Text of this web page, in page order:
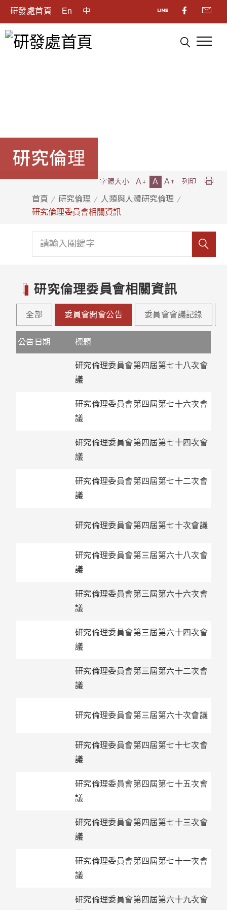
研發處首頁 En 中
研究倫理
首頁 研究倫理
人類與人體研究倫理
研究倫理委員會相關資訊
字體大小 A A A 列印
研究倫理委員會相關資訊
全部 委員會開會公告 委員會會議記錄
公告日期 標題
研究倫理委員會第四屆第七十八次會
議
研究倫理委員會第四屆第七十六次會
議
研究倫理委員會第四屆第七十四次會
議
研究倫理委員會第四屆第七十二次會
議
研究倫理委員會第四屆第七十次會議
研究倫理委員會第三屆第六十八次會
議
研究倫理委員會第三屆第六十六次會
議
研究倫理委員會第三屆第六十四次會
議
研究倫理委員會第三屆第六十二次會
議
研究倫理委員會第三屆第六十次會議
研究倫理委員會第四屆第七十七次會
議
研究倫理委員會第四屆第七十五次會
議
研究倫理委員會第四屆第七十三次會
議
研究倫理委員會第四屆第七十一次會
議
研究倫理委員會第四屆第六十九次會